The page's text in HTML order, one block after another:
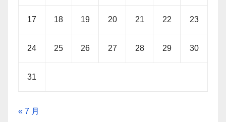
17 18 19 20 21 22 23
24 25 26 27 28 29 30
31
« 7 月